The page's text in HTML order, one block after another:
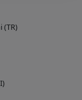
(TR)